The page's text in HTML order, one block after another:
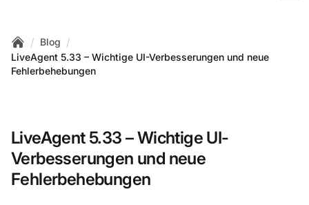
Home
/ Blog /
LiveAgent 5.33 – Wichtige UI-Verbesserungen und neue
Fehlerbehebungen
LiveAgent 5.33 – Wichtige UI-
Verbesserungen und neue
Fehlerbehebungen